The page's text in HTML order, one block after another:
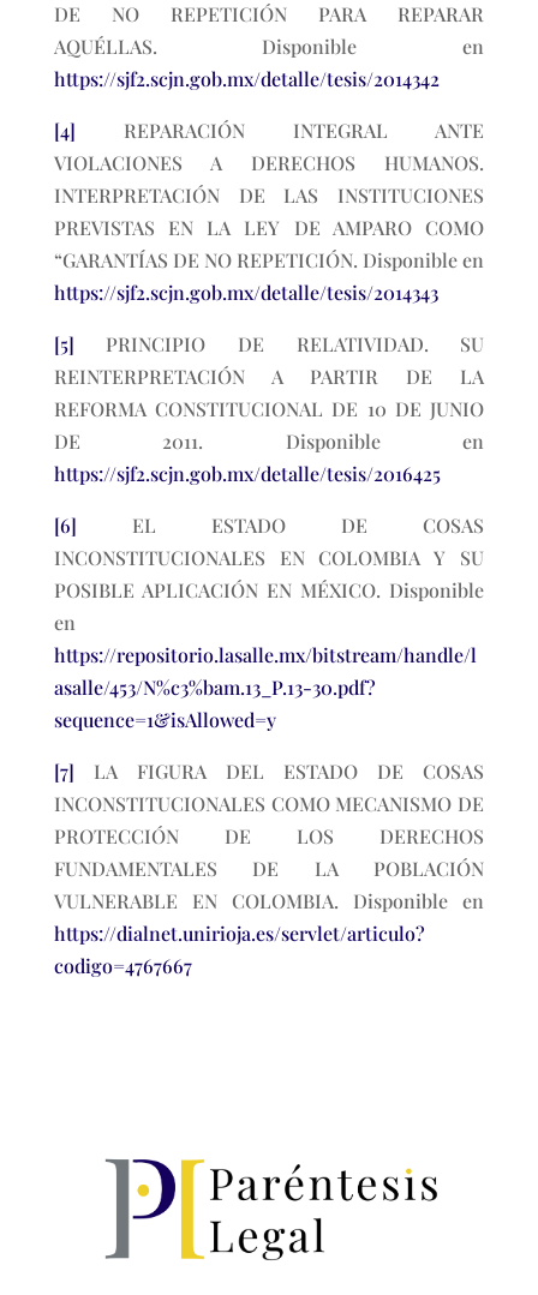
DE NO REPETICIÓN PARA REPARAR
AQUÉLLAS. Disponible en
https://sjf2.scjn.gob.mx/detalle/tesis/2014342
[4] REPARACIÓN INTEGRAL ANTE
VIOLACIONES A DERECHOS HUMANOS.
INTERPRETACIÓN DE LAS INSTITUCIONES
PREVISTAS EN LA LEY DE AMPARO COMO
“GARANTÍAS DE NO REPETICIÓN. Disponible en
https://sjf2.scjn.gob.mx/detalle/tesis/2014343
[5] PRINCIPIO DE RELATIVIDAD. SU
REINTERPRETACIÓN A PARTIR DE LA
REFORMA CONSTITUCIONAL DE 10 DE JUNIO
DE 2011. Disponible en
https://sjf2.scjn.gob.mx/detalle/tesis/2016425
[6] EL ESTADO DE COSAS
INCONSTITUCIONALES EN COLOMBIA Y SU
POSIBLE APLICACIÓN EN MÉXICO. Disponible
en
https://repositorio.lasalle.mx/bitstream/handle/l
asalle/453/N%c3%bam.13_P.13-30.pdf?
sequence=1&isAllowed=y
[7] LA FIGURA DEL ESTADO DE COSAS
INCONSTITUCIONALES COMO MECANISMO DE
PROTECCIÓN DE LOS DERECHOS
FUNDAMENTALES DE LA POBLACIÓN
VULNERABLE EN COLOMBIA. Disponible en
https://dialnet.unirioja.es/servlet/articulo?
codigo=4767667